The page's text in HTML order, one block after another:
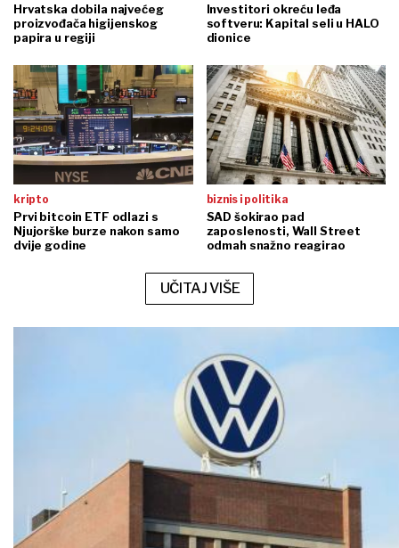
Hrvatska dobila najvećeg
proizvođača higijenskog
papira u regiji
Investitori okreću leđa
softveru: Kapital seli u HALO
dionice
kripto
Prvi bitcoin ETF odlazi s
Njujorške burze nakon samo
dvije godine
biznis i politika
SAD šokirao pad
zaposlenosti, Wall Street
odmah snažno reagirao
UČITAJ VIŠE